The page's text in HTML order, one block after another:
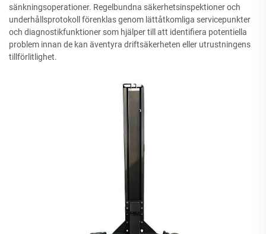
sänkningsoperationer. Regelbundna säkerhetsinspektioner och
underhållsprotokoll förenklas genom lättåtkomliga servicepunkter
och diagnostikfunktioner som hjälper till att identifiera potentiella
problem innan de kan äventyra driftsäkerheten eller utrustningens
tillförlitlighet.